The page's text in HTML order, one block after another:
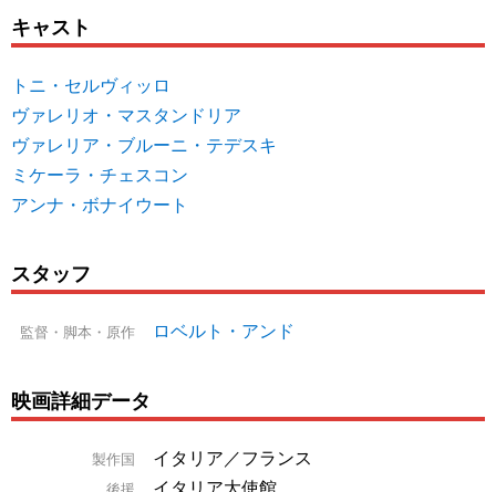
キャスト
トニ・セルヴィッロ
ヴァレリオ・マスタンドリア
ヴァレリア・ブルーニ・テデスキ
ミケーラ・チェスコン
アンナ・ボナイウート
スタッフ
監督・脚本・原作 ロベルト・アンド
映画詳細データ
製作国 イタリア／フランス
イタリア大使館